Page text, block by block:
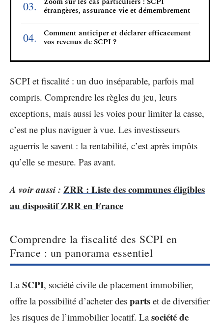
étrangères, assurance-vie et démembrement
Comment anticiper et déclarer efficacement
vos revenus de SCPI ?
SCPI et fiscalité : un duo inséparable, parfois mal
compris. Comprendre les règles du jeu, leurs
exceptions, mais aussi les voies pour limiter la casse,
c’est ne plus naviguer à vue. Les investisseurs
aguerris le savent : la rentabilité, c’est après impôts
qu’elle se mesure. Pas avant.
A voir aussi : ZRR : Liste des communes éligibles
au dispositif ZRR en France
Comprendre la fiscalité des SCPI en
France : un panorama essentiel
LaSCPI, société civile de placement immobilier,
offre la possibilité d’acheter des parts et de diversifier
les risques de l’immobilier locatif. Lasociété de